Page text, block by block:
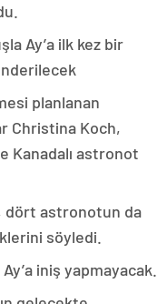
Ay’a ilk kez bir
planlanan
Christina Koch,
Kanadalı astronot
dört astronotun da
söyledi.
iniş yapmayacak.